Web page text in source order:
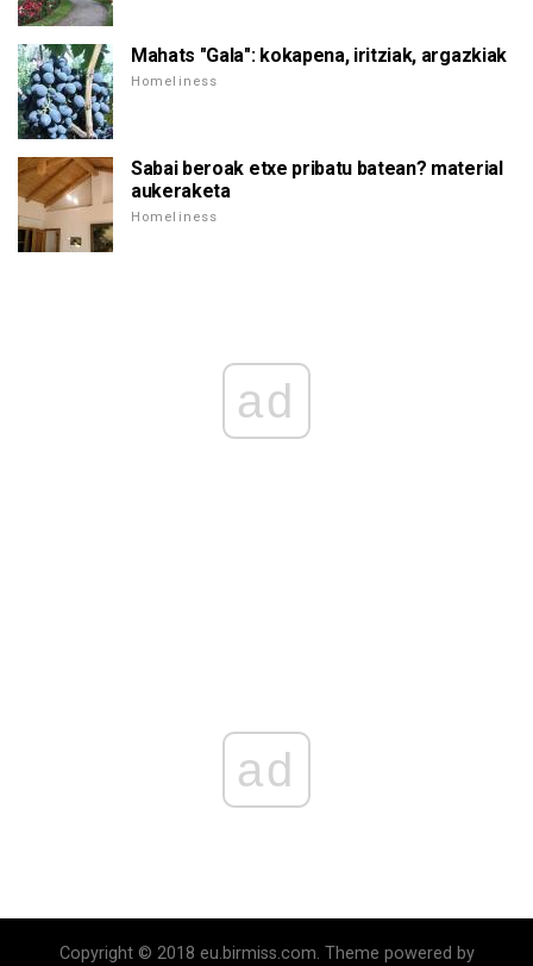
Mahats "Gala": kokapena, iritziak, argazkiak
Homeliness
Sabai beroak etxe pribatu batean? material
aukeraketa
Homeliness
ad
ad
Copyright © 2018 eu.birmiss.com. Theme powered by